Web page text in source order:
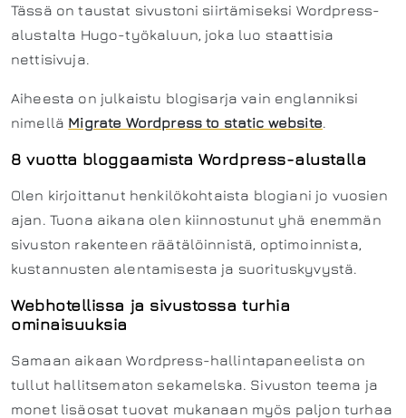
Tässä on taustat sivustoni siirtämiseksi Wordpress-
alustalta Hugo-työkaluun, joka luo staattisia
nettisivuja.
Aiheesta on julkaistu blogisarja vain englanniksi
nimellä Migrate Wordpress to static website.
8 vuotta bloggaamista Wordpress-alustalla
Olen kirjoittanut henkilökohtaista blogiani jo vuosien
ajan. Tuona aikana olen kiinnostunut yhä enemmän
sivuston rakenteen räätälöinnistä, optimoinnista,
kustannusten alentamisesta ja suorituskyvystä.
Webhotellissa ja sivustossa turhia
ominaisuuksia
Samaan aikaan Wordpress-hallintapaneelista on
tullut hallitsematon sekamelska. Sivuston teema ja
monet lisäosat tuovat mukanaan myös paljon turhaa